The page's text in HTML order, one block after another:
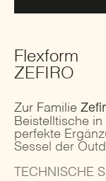
Flexform
ZEFIRO
Zur Familie
Beistelltische
perfekte
Sessel der
TECHNISCHE